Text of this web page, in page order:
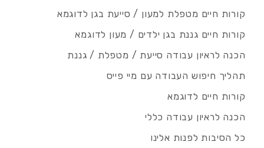
קורות חיים מטפלת למעון / סייעת בגן לדוגמא
קורות חיים גננת בגן ילדים / מעון לדוגמא
הכנה לראיון עבודה סייעת / מטפלת / גננת
תהליך חיפוש העבודה עם מיי פייס
קורות חיים לדוגמא
הכנה לראיון עבודה כללי
כל הסיבות לפנות אלינו